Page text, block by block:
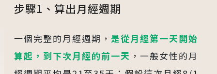
步驟1、算出月經週期
一個完整的月經週期， 是從月經第一天開始
算起，到下次月經的前一天 ，一般女性的月